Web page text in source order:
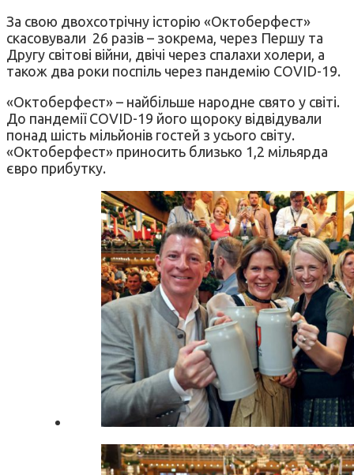
За свою двохсотрічну історію «Октоберфест»
скасовували 26 разів – зокрема, через Першу та
Другу світові війни, двічі через спалахи холери, а
також два роки поспіль через пандемію COVID-19.
«Октоберфест» – найбільше народне свято у світі.
До пандемії COVID-19 його щороку відвідували
понад шість мільйонів гостей з усього світу.
«Октоберфест» приносить близько 1,2 мільярда
євро прибутку.